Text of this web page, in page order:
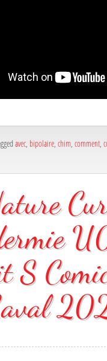
avec, bipolaire, chim, comment,
S